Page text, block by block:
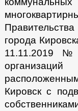
города
11.11.2019
Кировск с